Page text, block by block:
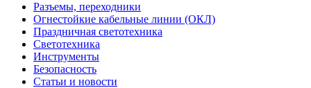
Разъемы, переходники
Огнестойкие кабельные линии (ОКЛ)
Праздничная светотехника
Светотехника
Инструменты
Безопасность
Статьи и новости